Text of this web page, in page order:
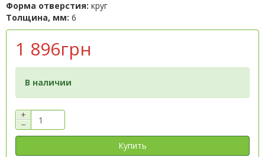
Форма отверстия: круг
Толщина, мм: 6
1 896грн
В наличии
+
−
Купить